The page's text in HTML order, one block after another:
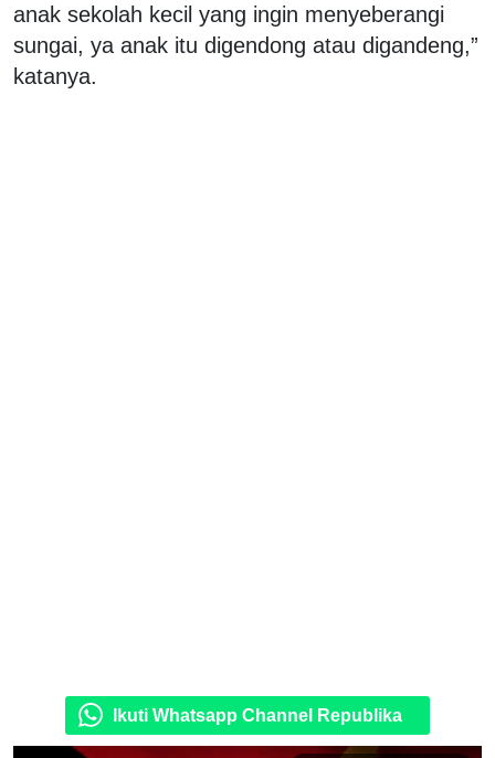
anak sekolah kecil yang ingin menyeberangi
sungai, ya anak itu digendong atau digandeng,”
katanya.
Ikuti Whatsapp Channel Republika